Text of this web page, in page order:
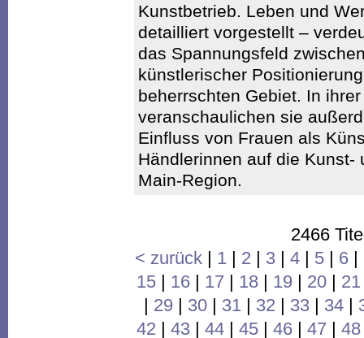
Kunstbetrieb. Leben und
detailliert vorgestellt –
das Spannungsfeld
künstlerischer
beherrschten Gebiet. In
veranschaulichen sie
Einfluss von Frauen als
Händlerinnen auf die Kunst-
Main-Region.
2466
< zurück | 1 | 2 | 3 | 4 | 5 | 6 |
15| 16| 17 | 18| 19| 20| 21
| 29| 30| 31| 32 | 33| 34|
42 | 43| 44| 45| 46| 47 | 48